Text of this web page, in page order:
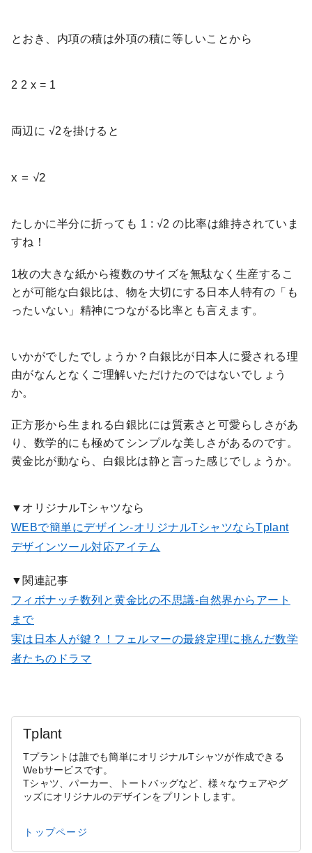
とおき、内項の積は外項の積に等しいことから
2 2 x = 1
両辺に √2を掛けると
x = √2
たしかに半分に折っても 1 : √2 の比率は維持されていま
すね！
1枚の大きな紙から複数のサイズを無駄なく生産するこ
とが可能な白銀比は、物を大切にする日本人特有の「も
ったいない」精神につながる比率とも言えます。
いかがでしたでしょうか？白銀比が日本人に愛される理
由がなんとなくご理解いただけたのではないでしょう
か。
正方形から生まれる白銀比には質素さと可愛らしさがあ
り、数学的にも極めてシンプルな美しさがあるのです。
黄金比が動なら、白銀比は静と言った感じでしょうか。
▼オリジナルTシャツなら
WEBで簡単にデザイン-オリジナルTシャツならTplant
デザインツール対応アイテム
▼関連記事
フィボナッチ数列と黄金比の不思議-自然界からアート
まで
実は日本人が鍵？！フェルマーの最終定理に挑んだ数学
者たちのドラマ
Tplant
Tプラントは誰でも簡単にオリジナルTシャツが作成できる
Webサービスです。
Tシャツ、パーカー、トートバッグなど、様々なウェアやグ
ッズにオリジナルのデザインをプリントします。
トップページ